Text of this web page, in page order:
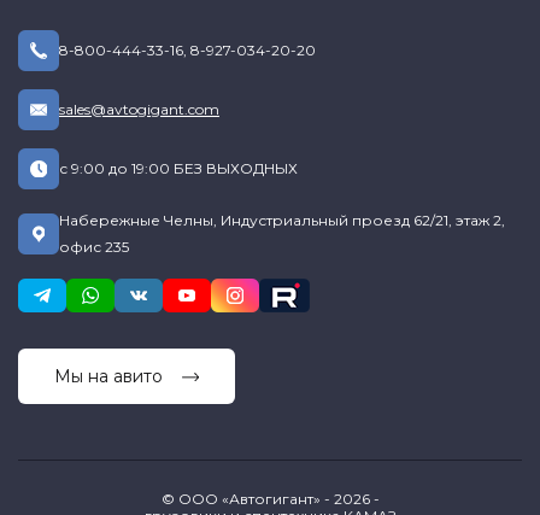
8-800-444-33-16, 8-927-034-20-20
sales@avtogigant.com
с 9:00 до 19:00 БЕЗ ВЫХОДНЫХ
Набережные Челны, Индустриальный проезд 62/21, этаж 2,
офис 235
Мы на авито
© ООО «Автогигант» - 2026 -